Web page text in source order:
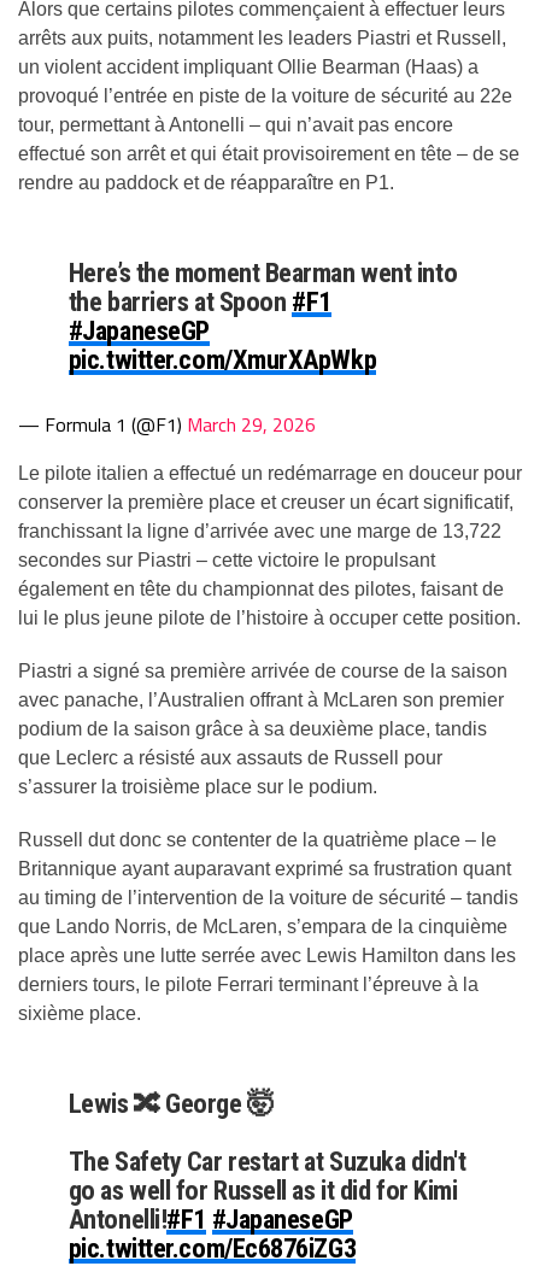
Alors que certains pilotes commençaient à effectuer leurs
arrêts aux puits, notamment les leaders Piastri et Russell,
un violent accident impliquant Ollie Bearman (Haas) a
provoqué l’entrée en piste de la voiture de sécurité au 22e
tour, permettant à Antonelli – qui n’avait pas encore
effectué son arrêt et qui était provisoirement en tête – de se
rendre au paddock et de réapparaître en P1.
Here’s the moment Bearman went into
the barriers at Spoon #F1
#JapaneseGP
pic.twitter.com/XmurXApWkp
— Formula 1 (@F1) March 29, 2026
Le pilote italien a effectué un redémarrage en douceur pour
conserver la première place et creuser un écart significatif,
franchissant la ligne d’arrivée avec une marge de 13,722
secondes sur Piastri – cette victoire le propulsant
également en tête du championnat des pilotes, faisant de
lui le plus jeune pilote de l’histoire à occuper cette position.
Piastri a signé sa première arrivée de course de la saison
avec panache, l’Australien offrant à McLaren son premier
podium de la saison grâce à sa deuxième place, tandis
que Leclerc a résisté aux assauts de Russell pour
s’assurer la troisième place sur le podium.
Russell dut donc se contenter de la quatrième place – le
Britannique ayant auparavant exprimé sa frustration quant
au timing de l’intervention de la voiture de sécurité – tandis
que Lando Norris, de McLaren, s’empara de la cinquième
place après une lutte serrée avec Lewis Hamilton dans les
derniers tours, le pilote Ferrari terminant l’épreuve à la
sixième place.
Lewis 🔀 George 🤯
The Safety Car restart at Suzuka didn't
go as well for Russell as it did for Kimi
Antonelli!#F1 #JapaneseGP
pic.twitter.com/Ec6876iZG3